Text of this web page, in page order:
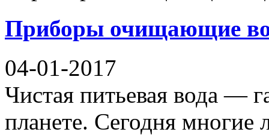
Приборы очищающие
04-01-2017
Чистая питьевая вода —
планете. Сегодня многие